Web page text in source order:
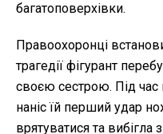
багатоповерхівки.
Правоохоронці
трагедії фігурант
своєю сестрою. Під час
наніс їй перший удар
врятуватися та